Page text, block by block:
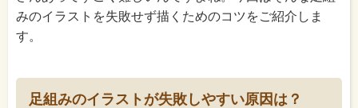
みのイラストを失敗せず描くためのコツをご紹介しま
す。
足組みのイラストが失敗しやすい原因は？